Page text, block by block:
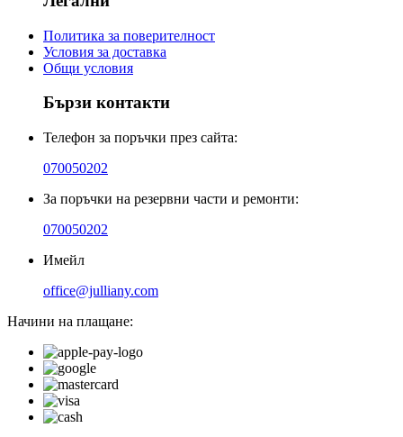
Политика за поверителност
Условия за доставка
Общи условия
Бързи контакти
Телефон за поръчки през сайта:
070050202
За поръчки на резервни части и ремонти:
070050202
Имейл
office@julliany.com
Начини на плащане: